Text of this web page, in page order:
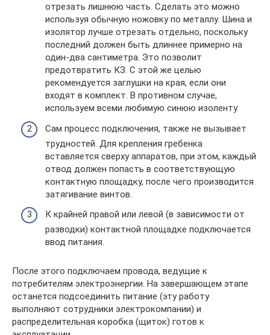
отрезать лишнюю часть. Сделать это можно
используя обычную ножовку по металлу. Шина и
изолятор лучше отрезать отдельно, поскольку
последний должен быть длиннее примерно на
один-два сантиметра. Это позволит
предотвратить КЗ. С этой же целью
рекомендуется заглушки на края, если они
входят в комплект. В противном случае,
используем всеми любимую синюю изоленту.
Сам процесс подключения, также не вызывает
трудностей. Для крепления гребенка
вставляется сверху аппаратов, при этом, каждый
отвод должен попасть в соответствующую
контактную площадку, после чего производится
затягивание винтов.
К крайней правой или левой (в зависимости от
разводки) контактной площадке подключается
ввод питания.
После этого подключаем провода, ведущие к
потребителям электроэнергии. На завершающем этапе
останется подсоединить питание (эту работу
выполняют сотрудники электрокомпании) и
распределительная коробка (щиток) готов к